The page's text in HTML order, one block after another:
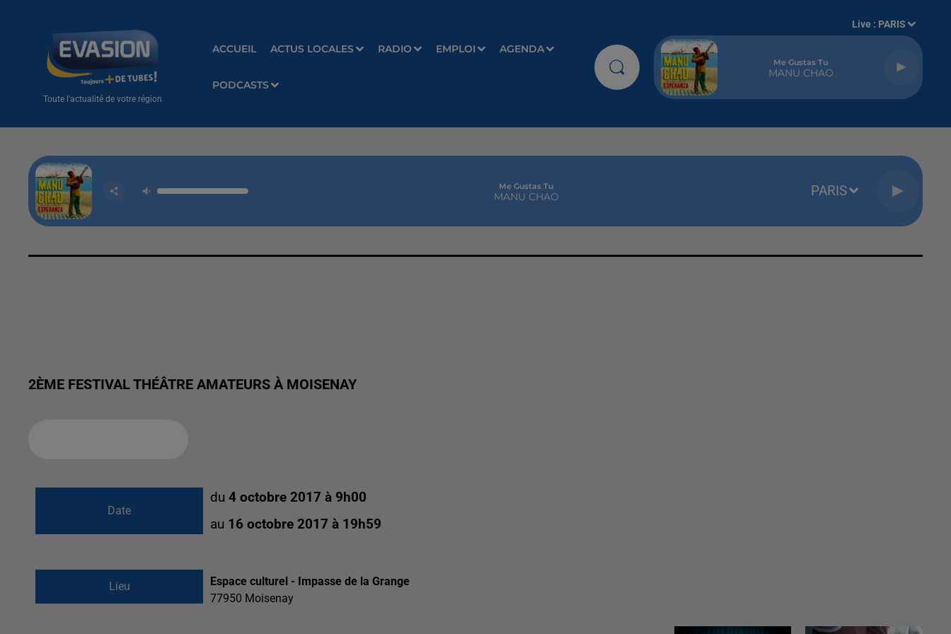
Toute l'actualité de votre région
ACCUEIL ACTUS LOCALES RADIO EMPLOI AGENDA
PODCASTS
Live : PARIS
Me Gustas Tu
MANU CHAO
Me Gustas Tu
MANU CHAO PARIS
2ÈME FESTIVAL THÉÂTRE AMATEURS À MOISENAY
Date
du4 octobre 2017 à 9h00
au 16 octobre 2017 à 19h59
Lieu
Espace culturel - Impasse de la Grange
77950 Moisenay